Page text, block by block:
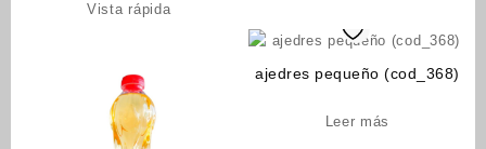
Vista rápida
ajedres pequeño (cod_368)
Leer más